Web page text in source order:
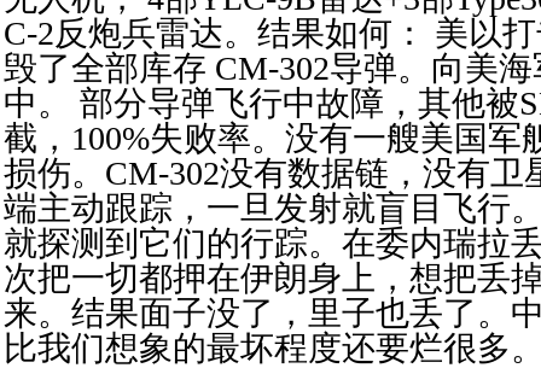
C-2反炮兵雷达。结果如何： 美以
毁了全部库存 CM-302导弹。向美
中。 部分导弹飞行中故障，其他被
截，100%失败率。没有一艘美国军
损伤。CM-302没有数据链，没有卫
端主动跟踪，一旦发射就盲目飞行
就探测到它们的行踪。在委内瑞拉
次把一切都押在伊朗身上，想把丢
来。结果面子没了，里子也丢了。
比我们想象的最坏程度还要烂很多